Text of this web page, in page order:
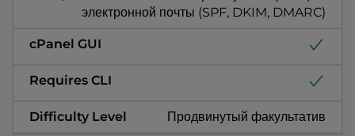
электронной почты (SPF, DKIM, DMARC)
Продвинутый факультатив